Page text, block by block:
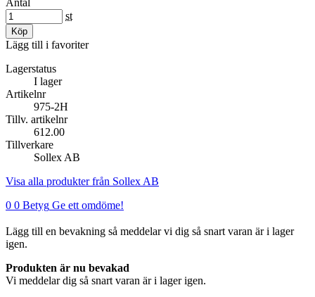
Antal
st
Köp
Lägg till i favoriter
Lagerstatus
I lager
Artikelnr
975-2H
Tillv. artikelnr
612.00
Tillverkare
Sollex AB
Visa alla produkter från Sollex AB
0 0 Betyg Ge ett omdöme!
Lägg till en bevakning så meddelar vi dig så snart varan är i lager
igen.
Produkten är nu bevakad
Vi meddelar dig så snart varan är i lager igen.